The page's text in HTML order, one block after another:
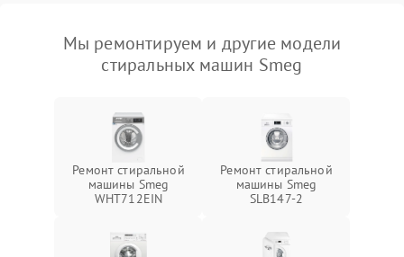
Мы ремонтируем и другие модели
стиральных машин Smeg
Ремонт стиральной
машины Smeg
WHT712EIN
Ремонт стиральной
машины Smeg
SLB147-2